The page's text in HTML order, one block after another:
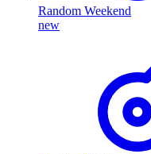
Random Weekend
new